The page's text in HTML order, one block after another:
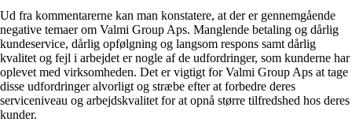
Ud fra kommentarerne kan man konstatere, at der er gennemgående
negative temaer om Valmi Group Aps. Manglende betaling og dårlig
kundeservice, dårlig opfølgning og langsom respons samt dårlig
kvalitet og fejl i arbejdet er nogle af de udfordringer, som kunderne har
oplevet med virksomheden. Det er vigtigt for Valmi Group Aps at tage
disse udfordringer alvorligt og stræbe efter at forbedre deres
serviceniveau og arbejdskvalitet for at opnå større tilfredshed hos deres
kunder.